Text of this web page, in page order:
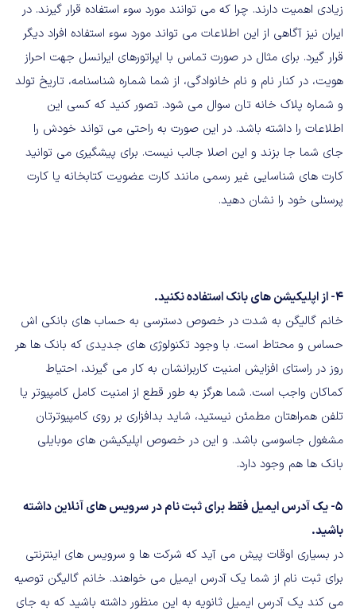
زیادی اهمیت دارند. چرا که می توانند مورد سوء استفاده قرار گیرند. در
ایران نیز آگاهی از این اطلاعات می تواند مورد سوء استفاده افراد دیگر
قرار گیرد. برای مثال در صورت تماس با اپراتورهای ایرانسل جهت احراز
هویت، در کنار نام و نام خانوادگی، از شما شماره شناسنامه، تاریخ تولد
و شماره پلاک خانه تان سوال می شود. تصور کنید که کسی این
اطلاعات را داشته باشد. در این صورت به راحتی می تواند خودش را
جای شما جا بزند و این اصلا جالب نیست. برای پیشگیری می توانید
کارت های شناسایی غیر رسمی مانند کارت عضویت کتابخانه یا کارت
پرسنلی خود را نشان دهید.
۴- از اپلیکیشن های بانک استفاده نکنید.
خانم گالیگن به شدت در خصوص دسترسی به حساب های بانکی اش
حساس و محتاط است. با وجود تکنولوژی های جدیدی که بانک ها هر
روز در راستای افزایش امنیت کاربرانشان به کار می گیرند، احتیاط
کماکان واجب است. شما هرگز به طور قطع از امنیت کامل کامپیوتر یا
تلفن همراهتان مطمئن نیستید، شاید بدافزاری بر روی کامپیوترتان
مشغول جاسوسی باشد. و این در خصوص اپلیکیشن های موبایلی
بانک ها هم وجود دارد.
۵- یک آدرس ایمیل فقط برای ثبت نام در سرویس های آنلاین داشته
باشید.
در بسیاری اوقات پیش می آید که شرکت ها و سرویس های اینترنتی
برای ثبت نام از شما یک آدرس ایمیل می خواهند. خانم گالیگن توصیه
می کند یک آدرس ایمیل ثانویه به این منظور داشته باشید که به جای